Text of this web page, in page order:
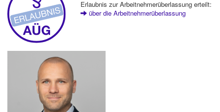
Erlaubnis zur Arbeitnehmerüberlassung erteilt:
über die Arbeitnehmerüberlassung